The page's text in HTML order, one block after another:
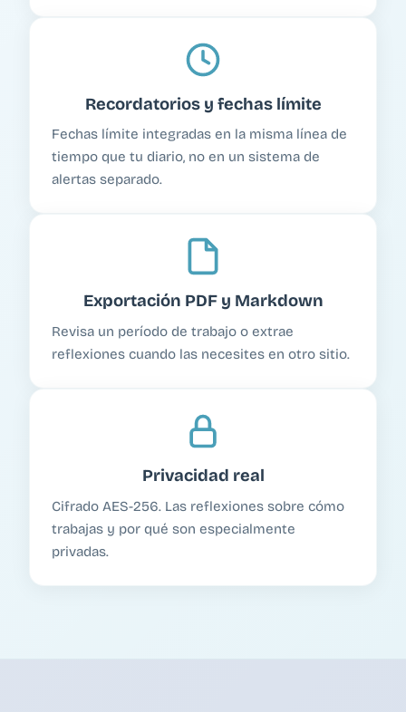
Recordatorios y fechas límite
Fechas límite integradas en la misma línea de
tiempo que tu diario, no en un sistema de
alertas separado.
Exportación PDF y Markdown
Revisa un período de trabajo o extrae
reflexiones cuando las necesites en otro sitio.
Privacidad real
Cifrado AES-256. Las reflexiones sobre cómo
trabajas y por qué son especialmente
privadas.